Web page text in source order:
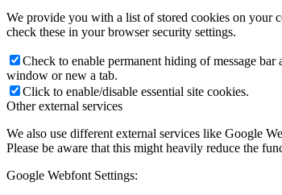
We provide you with a list of stored cookies on your
check these in your browser security settings.
Check to enable permanent hiding of message
window or new a tab.
Click to enable/disable essential site cookies.
Other external services
We also use different external services like Google
Please be aware that this might heavily reduce the
Google Webfont Settings: